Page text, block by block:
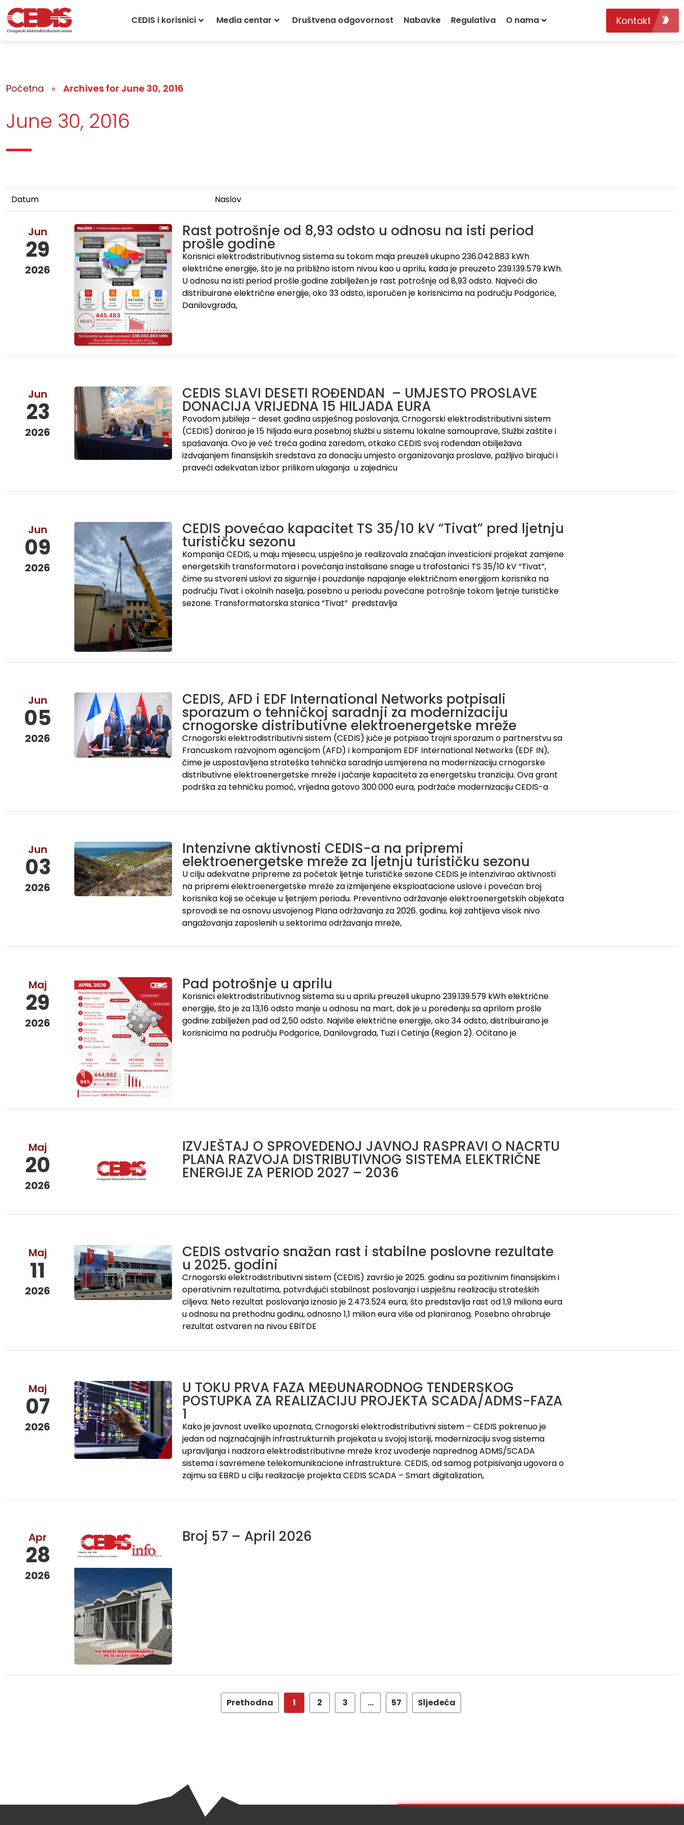
CEDIS i korisnici Media centar Društvena odgovornost Nabavke Regulativa O nama Kontakt
Početna » Archives for June 30, 2016
June 30, 2016
Datum Naslov
Jun
29
2026
Rast potrošnje od 8,93 odsto u odnosu na isti period
prošle godine
Korisnici elektrodistributivnog sistema su tokom maja preuzeli ukupno 236.042.883 kWh
električne energije, što je na približno istom nivou kao u aprilu, kada je preuzeto 239.139.579 kWh.
U odnosu na isti period prošle godine zabilježen je rast potrošnje od 8,93 odsto. Najveći dio
distribuirane električne energije, oko 33 odsto, isporučen je korisnicima na području Podgorice,
Danilovgrada,
Jun
23
2026
CEDIS SLAVI DESETI ROĐENDAN – UMJESTO PROSLAVE
DONACIJA VRIJEDNA 15 HILJADA EURA
Povodom jubileja – deset godina uspješnog poslovanja, Crnogorski elektrodistributivni sistem
(CEDIS) donirao je 15 hiljada eura posebnoj službi u sistemu lokalne samouprave, Službi zaštite i
spašavanja. Ovo je već treća godina zaredom, otkako CEDIS svoj rođendan obilježava
izdvajanjem finansijskih sredstava za donaciju umjesto organizovanja proslave, pažljivo birajući i
praveći adekvatan izbor prilikom ulaganja u zajednicu
Jun
09
2026
CEDIS povećao kapacitet TS 35/10 kV “Tivat” pred ljetnju
turističku sezonu
Kompanija CEDIS, u maju mjesecu, uspješno je realizovala značajan investicioni projekat zamjene
energetskih transformatora i povećanja instalisane snage u trafostanici TS 35/10 kV “Tivat”,
čime su stvoreni uslovi za sigurnije i pouzdanije napajanje električnom energijom korisnika na
području Tivat i okolnih naselja, posebno u periodu povećane potrošnje tokom ljetnje turističke
sezone. Transformatorska stanica “Tivat” predstavlja
Jun
05
2026
CEDIS, AFD i EDF International Networks potpisali
sporazum o tehničkoj saradnji za modernizaciju
crnogorske distributivne elektroenergetske mreže
Crnogorski elektrodistributivni sistem (CEDIS) juče je potpisao trojni sporazum o partnerstvu sa
Francuskom razvojnom agencijom (AFD) i kompanijom EDF International Networks (EDF IN),
čime je uspostavljena strateška tehnička saradnja usmjerena na modernizaciju crnogorske
distributivne elektroenergetske mreže i jačanje kapaciteta za energetsku tranziciju. Ova grant
podrška za tehničku pomoć, vrijedna gotovo 300.000 eura, podržaće modernizaciju CEDIS-a
Jun
03
2026
Intenzivne aktivnosti CEDIS-a na pripremi
elektroenergetske mreže za ljetnju turističku sezonu
U cilju adekvatne pripreme za početak ljetnje turističke sezone CEDIS je intenzivirao aktivnosti
na pripremi elektroenergetske mreže za izmijenjene eksploatacione uslove i povećan broj
korisnika koji se očekuje u ljetnjem periodu. Preventivno održavanje elektroenergetskih objekata
sprovodi se na osnovu usvojenog Plana održavanja za 2026. godinu, koji zahtijeva visok nivo
angažovanja zaposlenih u sektorima održavanja mreže,
Maj
29
2026
Pad potrošnje u aprilu
Korisnici elektrodistributivnog sistema su u aprilu preuzeli ukupno 239.139.579 kWh električne
energije, što je za 13,16 odsto manje u odnosu na mart, dok je u poređenju sa aprilom prošle
godine zabilježen pad od 2,50 odsto. Najviše električne energije, oko 34 odsto, distribuirano je
korisnicima na području Podgorice, Danilovgrada, Tuzi i Cetinja (Region 2). Očitano je
Maj
20
2026
IZVJEŠTAJ O SPROVEDENOJ JAVNOJ RASPRAVI O NACRTU
PLANA RAZVOJA DISTRIBUTIVNOG SISTEMA ELEKTRIČNE
ENERGIJE ZA PERIOD 2027 – 2036
Maj
11
2026
CEDIS ostvario snažan rast i stabilne poslovne rezultate
u 2025. godini
Crnogorski elektrodistributivni sistem (CEDIS) završio je 2025. godinu sa pozitivnim finansijskim i
operativnim rezultatima, potvrđujući stabilnost poslovanja i uspješnu realizaciju strateških
ciljeva. Neto rezultat poslovanja iznosio je 2.473.524 eura, što predstavlja rast od 1,9 miliona eura
u odnosu na prethodnu godinu, odnosno 1,1 milion eura više od planiranog. Posebno ohrabruje
rezultat ostvaren na nivou EBITDE
Maj
07
2026
U TOKU PRVA FAZA MEĐUNARODNOG TENDERSKOG
POSTUPKA ZA REALIZACIJU PROJEKTA SCADA/ADMS-FAZA
1
Kako je javnost uveliko upoznata, Crnogorski elektrodistributivni sistem – CEDIS pokrenuo je
jedan od najznačajnijih infrastrukturnih projekata u svojoj istoriji, modernizaciju svog sistema
upravljanja i nadzora elektrodistributivne mreže kroz uvođenje naprednog ADMS/SCADA
sistema i savremene telekomunikacione infrastrukture. CEDIS, od samog potpisivanja ugovora o
zajmu sa EBRD u cilju realizacije projekta CEDIS SCADA – Smart digitalization,
Apr
28
2026
Broj 57 – April 2026
Prethodna 1 2 3 … 57 Sljedeća